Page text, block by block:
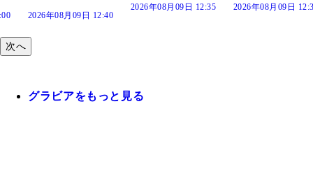
2026年08月09日 12:30
次へ
グラビアをもっと見る